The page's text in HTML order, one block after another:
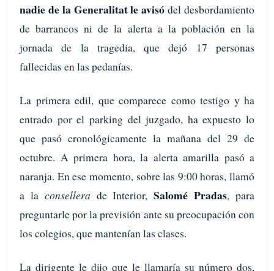
nadie de la Generalitat le avisó del desbordamiento
de barrancos ni de la alerta a la población en la
jornada de la tragedia, que dejó 17 personas
fallecidas en las pedanías.
La primera edil, que comparece como testigo y ha
entrado por el parking del juzgado, ha expuesto lo
que pasó cronológicamente la mañana del 29 de
octubre. A primera hora, la alerta amarilla pasó a
naranja. En ese momento, sobre las 9:00 horas, llamó
a la consellera de Interior,Salomé Pradas, para
preguntarle por la previsión ante su preocupación con
los colegios, que mantenían las clases.
La dirigente le dijo que le llamaría su número dos,